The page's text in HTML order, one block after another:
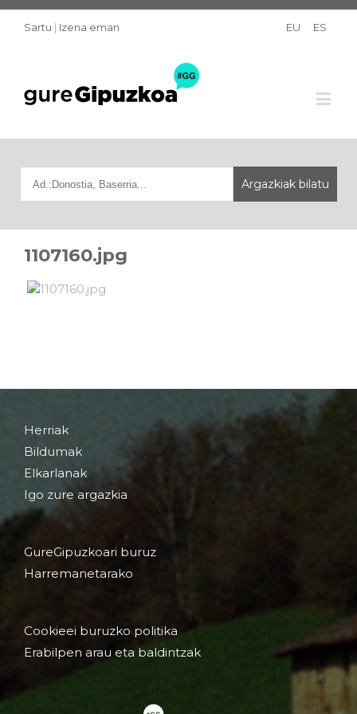
Sartu | Izena eman EU ES
1107160.jpg
Herriak
Bildumak
Elkarlanak
Igo zure argazkia
GureGipuzkoari buruz
Harremanetarako
Cookieei buruzko politika
Erabilpen arau eta baldintzak